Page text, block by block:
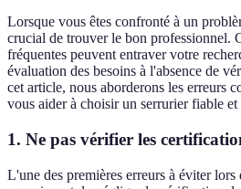
Lorsque vous êtes confronté à un
crucial de trouver le bon professionnel.
fréquentes peuvent entraver votre
évaluation des besoins à l'absence de
cet article, nous aborderons les erreurs
vous aider à choisir un serrurier fiable et
1. Ne pas vérifier les
L'une des premières erreurs à éviter lors